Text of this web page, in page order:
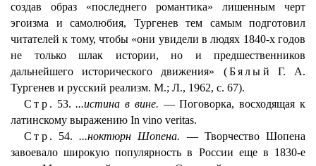
создав образ «последнего романтика» лишенным черт
эгоизма и самолюбия, Тургенев тем самым подготовил
читателей к тому, чтобы «они увидели в людях 1840-х годов
не только шлак истории, но и предшественников
дальнейшего исторического движения» (Бялый Г. А.
Тургенев и русский реализм. М.; Л., 1962, с. 67).
Стр. 53....истина в вине. — Поговорка, восходящая к
латинскому выражению In vino veritas.
Стр. 54....ноктюрн Шопена. — Творчество Шопена
завоевало широкую популярность в России еще в 1830-е